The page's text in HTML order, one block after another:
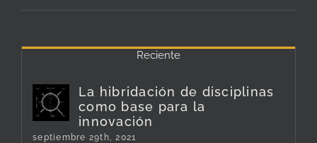
Reciente
La hibridación de disciplinas
como base para la
innovación
septiembre 29th, 2021